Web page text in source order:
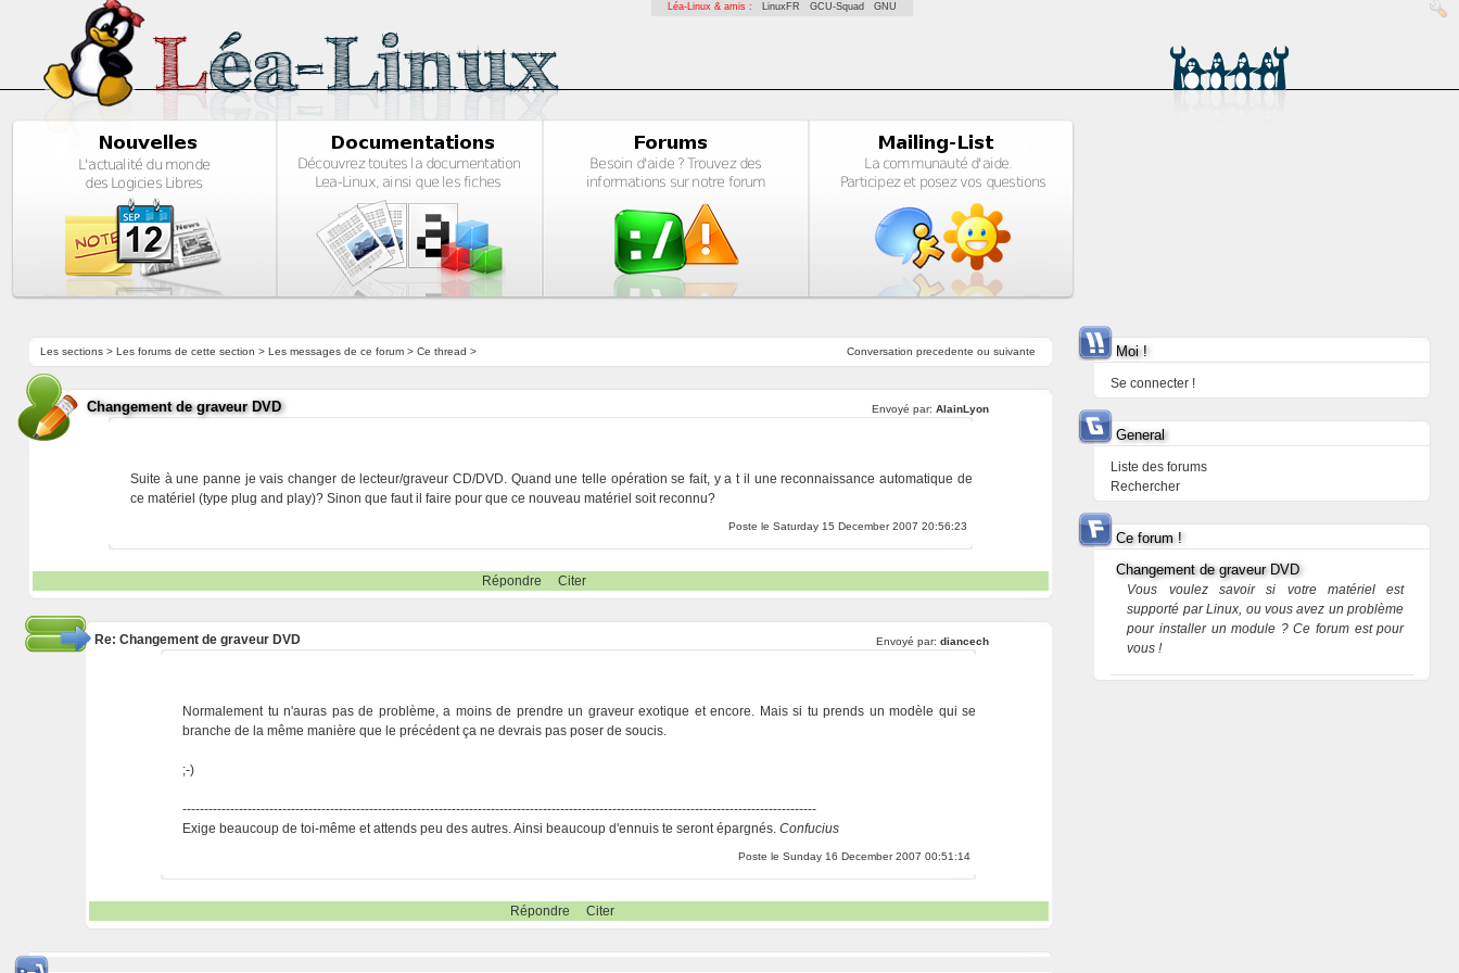
Léa-Linux & amis : LinuxFR GCU-Squad GNU
Conversation precedente ou suivante
Les sections> Les forums de cette section > Les messages de ce forum> Ce thread >
Changement de graveur DVD Envoyé par: AlainLyon
Suite à une panne je vais changer de lecteur/graveur CD/DVD. Quand une telle opération se fait, y a t il une reconnaissance automatique de
ce matériel (type plug and play)? Sinon que faut il faire pour que ce nouveau matériel soit reconnu?
Poste le Saturday 15 December 2007 20:56:23
Répondre Citer
Re: Changement de graveur DVD Envoyé par: diancech
Normalement tu n'auras pas de problème, a moins de prendre un graveur exotique et encore. Mais si tu prends un modèle qui se
branche de la même manière que le précédent ça ne devrais pas poser de soucis.
;-)
--------------------------------------------------------------------------------------------------------------------------------------------------
Exige beaucoup de toi-même et attends peu des autres. Ainsi beaucoup d'ennuis te seront épargnés.Confucius
Poste le Sunday 16 December 2007 00:51:14
Répondre Citer
Moi !
Se connecter !
General
Liste des forums
Rechercher
Ce forum !
Changement de graveur DVD
Vous voulez savoir si votre matériel est
supporté par Linux, ou vous avez un problème
pour installer un module ? Ce forum est pour
vous !